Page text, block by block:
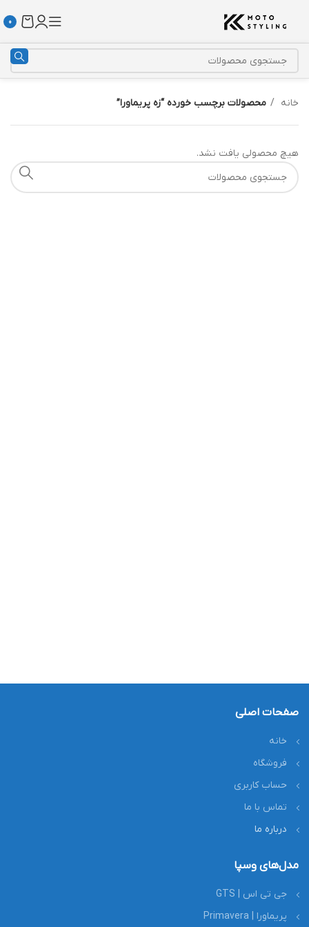
0
خانه محصولات برچسب خورده “زه پریماورا”
هیچ محصولی یافت نشد.
صفحات اصلی
خانه
فروشگاه
حساب کاربری
تماس با ما
درباره ما
مدل‌های وسپا
جی تی اس | GTS
پریماورا | Primavera